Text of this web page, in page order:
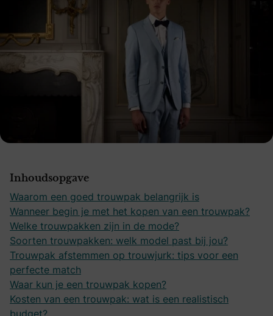
Inhoudsopgave
Waarom een goed trouwpak belangrijk is
Wanneer begin je met het kopen van een trouwpak?
Welke trouwpakken zijn in de mode?
Soorten trouwpakken: welk model past bij jou?
Trouwpak afstemmen op trouwjurk: tips voor een
perfecte match
Waar kun je een trouwpak kopen?
Kosten van een trouwpak: wat is een realistisch